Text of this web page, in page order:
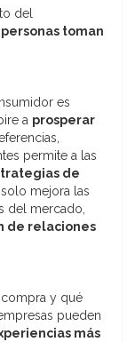
del
toman
es
a prosperar
permite a las
de
mejora las
del mercado,
de relaciones
y qué
pueden
más